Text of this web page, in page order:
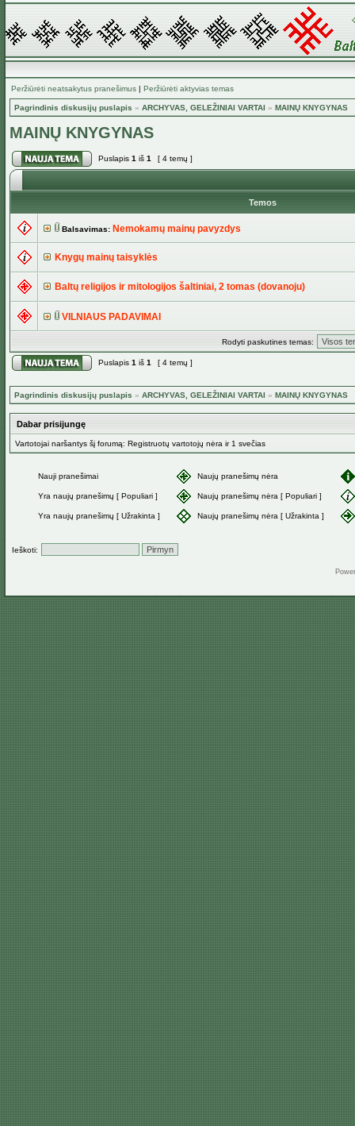
Peržiūrėti neatsakytus pranešimus | Peržiūrėti aktyvias temas
Pagrindinis diskusijų puslapis » ARCHYVAS, GELEŽINIAI VARTAI » MAINŲ KNYGYNAS
MAINŲ KNYGYNAS
Puslapis 1 iš 1 [ 4 temų ]
Temos
Balsavimas: Nemokamų mainų pavyzdys
Knygų mainų taisyklės
Baltų religijos ir mitologijos šaltiniai, 2 tomas (dovanoju)
VILNIAUS PADAVIMAI
Rodyti paskutines temas:
Puslapis 1 iš 1 [ 4 temų ]
Pagrindinis diskusijų puslapis » ARCHYVAS, GELEŽINIAI VARTAI » MAINŲ KNYGYNAS
Dabar prisijungę
Vartotojai naršantys šį forumą: Registruotų vartotojų nėra ir 1 svečias
Nauji pranešimai Naujų pranešimų nėra
Yra naujų pranešimų [ Populiari ] Naujų pranešimų nėra [ Populiari ]
Yra naujų pranešimų [ Užrakinta ] Naujų pranešimų nėra [ Užrakinta ]
Ieškoti: